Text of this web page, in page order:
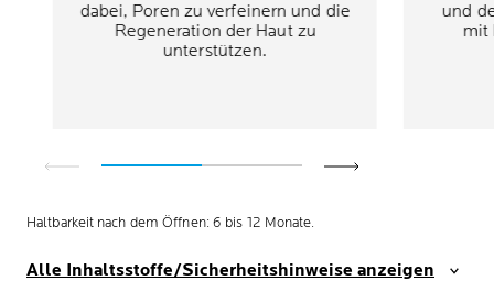
dabei, Poren zu verfeinern und die
Regeneration der Haut zu
unterstützen.
und
mit
Haltbarkeit nach dem Öffnen: 6 bis 12 Monate.
Alle Inhaltsstoffe/Sicherheitshinweise anzeigen